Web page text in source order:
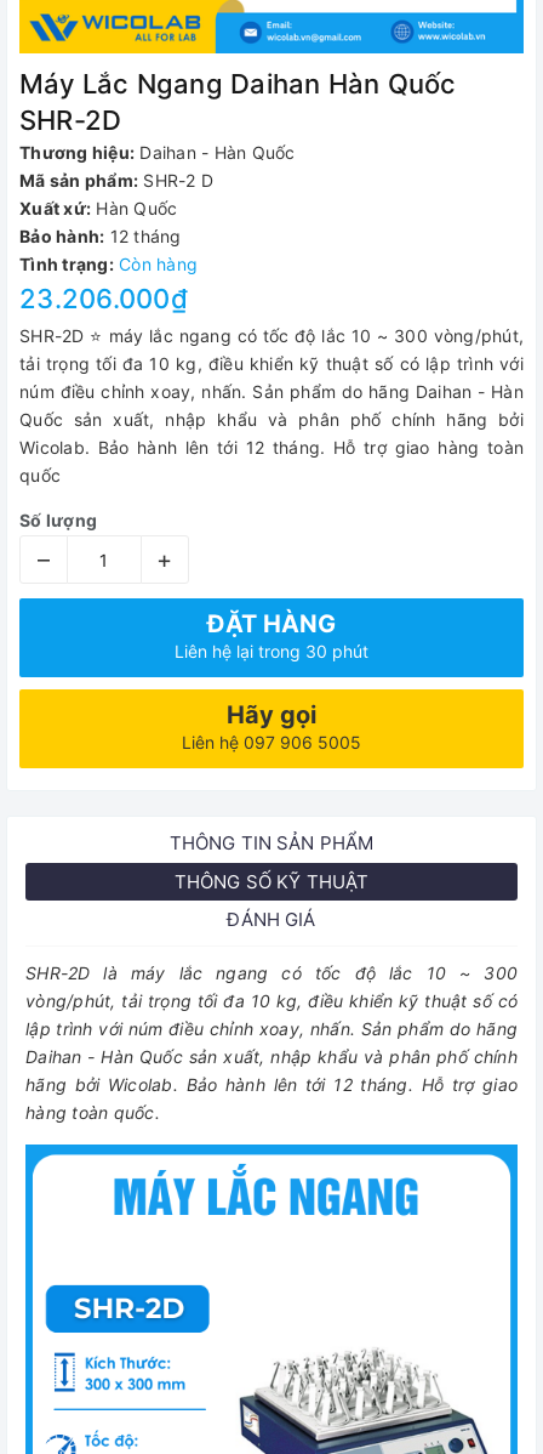
Máy Lắc Ngang Daihan Hàn Quốc
SHR-2D
Thương hiệu: Daihan - Hàn Quốc
Mã sản phẩm: SHR-2 D
Xuất xứ: Hàn Quốc
Bảo hành: 12 tháng
Tình trạng: Còn hàng
23.206.000₫
SHR-2D ⭐ máy lắc ngang có tốc độ lắc 10 ~ 300 vòng/phút,
tải trọng tối đa 10 kg, điều khiển kỹ thuật số có lập trình với
núm điều chỉnh xoay, nhấn. Sản phẩm do hãng Daihan - Hàn
Quốc sản xuất, nhập khẩu và phân phố chính hãng bởi
Wicolab. Bảo hành lên tới 12 tháng. Hỗ trợ giao hàng toàn
quốc
Số lượng
– +
ĐẶT HÀNG
Liên hệ lại trong 30 phút
Hãy gọi
Liên hệ 097 906 5005
THÔNG TIN SẢN PHẨM
THÔNG SỐ KỸ THUẬT
ĐÁNH GIÁ
SHR-2D là máy lắc ngang có tốc độ lắc 10 ~ 300
vòng/phút, tải trọng tối đa 10 kg, điều khiển kỹ thuật số có
lập trình với núm điều chỉnh xoay, nhấn. Sản phẩm do hãng
Daihan - Hàn Quốc sản xuất, nhập khẩu và phân phố chính
hãng bởi Wicolab. Bảo hành lên tới 12 tháng. Hỗ trợ giao
hàng toàn quốc.